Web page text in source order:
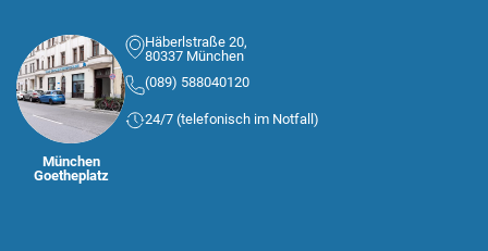
München
Goetheplatz
Häberlstraße 20,
80337 München
(089) 588040120
24/7 (telefonisch im Notfall)